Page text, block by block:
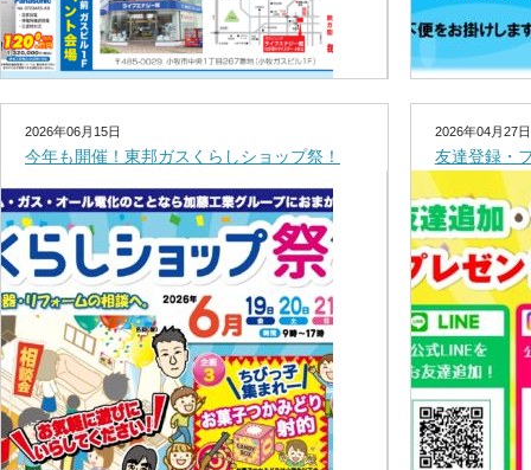
2026年06月15日
今年も開催！東邦ガスくらしショップ祭！
2026年04月27日
友達登録・